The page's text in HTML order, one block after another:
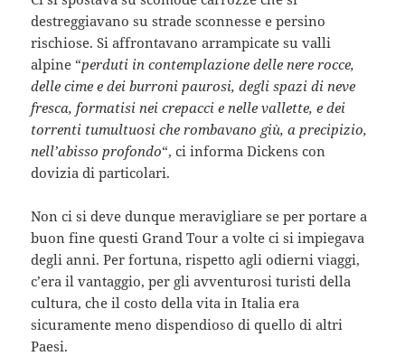
destreggiavano su strade sconnesse e persino
rischiose. Si affrontavano arrampicate su valli
alpine “perduti in contemplazione delle nere rocce,
delle cime e dei burroni paurosi, degli spazi di neve
fresca, formatisi nei crepacci e nelle vallette, e dei
torrenti tumultuosi che rombavano giù, a precipizio,
nell’abisso profondo“, ci informa Dickens con
dovizia di particolari.
Non ci si deve dunque meravigliare se per portare a
buon fine questi Grand Tour a volte ci si impiegava
degli anni. Per fortuna, rispetto agli odierni viaggi,
c’era il vantaggio, per gli avventurosi turisti della
cultura, che il costo della vita in Italia era
sicuramente meno dispendioso di quello di altri
Paesi.